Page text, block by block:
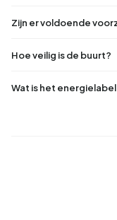
Zijn er voldoende
Hoe veilig is de buurt?
Wat is het